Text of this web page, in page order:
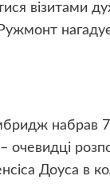
візитами
набрав
очевидці
Доуса в